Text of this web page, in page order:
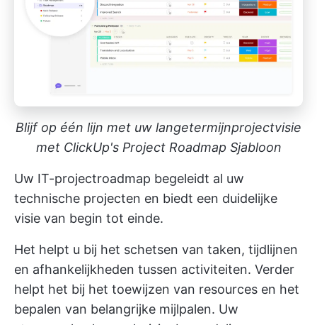
Blijf op één lijn met uw langetermijnprojectvisie
met ClickUp's Project Roadmap Sjabloon
Uw IT-projectroadmap begeleidt al uw
technische projecten en biedt een duidelijke
visie van begin tot einde.
Het helpt u bij het schetsen van taken, tijdlijnen
en afhankelijkheden tussen activiteiten. Verder
helpt het bij het toewijzen van resources en het
bepalen van belangrijke mijlpalen. Uw